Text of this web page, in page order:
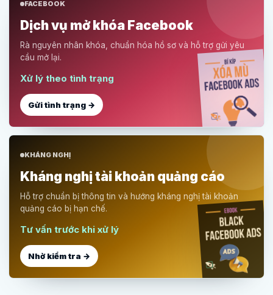
FACEBOOK
Dịch vụ mở khóa Facebook
Rà nguyên nhân khóa, chuẩn hóa hồ sơ và hỗ trợ gửi yêu
cầu mở lại.
Xử lý theo tình trạng
Gửi tình trạng →
KHÁNG NGHỊ
Kháng nghị tài khoản quảng cáo
Hỗ trợ chuẩn bị thông tin và hướng kháng nghị tài khoản
quảng cáo bị hạn chế.
Tư vấn trước khi xử lý
Nhờ kiểm tra →